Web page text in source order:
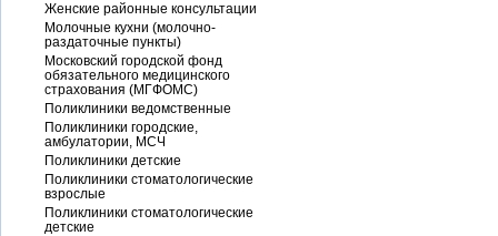
Женские районные консультации
Молочные кухни (молочно-
раздаточные пункты)
Московский городской фонд
обязательного медицинского
страхования (МГФОМС)
Поликлиники ведомственные
Поликлиники городские,
амбулатории, МСЧ
Поликлиники детские
Поликлиники стоматологические
взрослые
Поликлиники стоматологические
детские